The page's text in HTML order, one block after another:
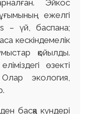
Эйкос
ежелгі
– үй, баспана;
кескіндемелік
қойылды.
өзекті
экология,
басқа күндері